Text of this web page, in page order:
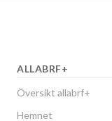
ALLABRF+
Översikt allabrf+
Hemnet